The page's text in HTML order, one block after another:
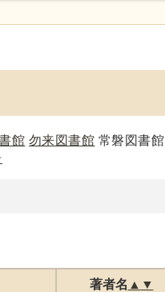
館 勿来図書館 常磐図書館
著者名 ▲ ▼